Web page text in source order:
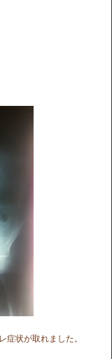
症状が取れました。